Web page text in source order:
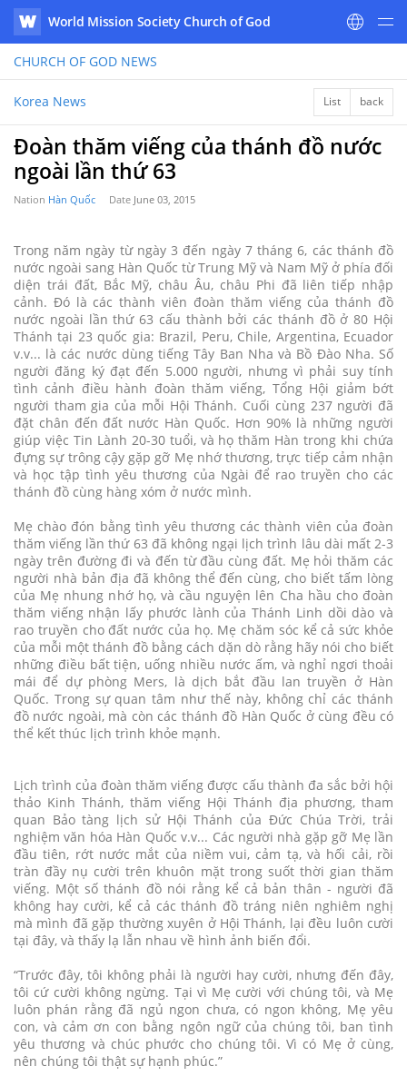
WATV
World Mission Society Church of God
CHURCH OF GOD NEWS
Korea News List back
Đoàn thăm viếng của thánh đồ nước
ngoài lần thứ 63
Nation Hàn Quốc Date June 03, 2015
Trong năm ngày từ ngày 3 đến ngày 7 tháng 6, các thánh đồ
nước ngoài sang Hàn Quốc từ Trung Mỹ và Nam Mỹ ở phía đối
diện trái đất, Bắc Mỹ, châu Âu, châu Phi đã liên tiếp nhập
cảnh. Đó là các thành viên đoàn thăm viếng của thánh đồ
nước ngoài lần thứ 63 cấu thành bởi các thánh đồ ở 80 Hội
Thánh tại 23 quốc gia: Brazil, Peru, Chile, Argentina, Ecuador
v.v... là các nước dùng tiếng Tây Ban Nha và Bồ Đào Nha. Số
người đăng ký đạt đến 5.000 người, nhưng vì phải suy tính
tình cảnh điều hành đoàn thăm viếng, Tổng Hội giảm bớt
người tham gia của mỗi Hội Thánh. Cuối cùng 237 người đã
đặt chân đến đất nước Hàn Quốc. Hơn 90% là những người
giúp việc Tin Lành 20-30 tuổi, và họ thăm Hàn trong khi chứa
đựng sự trông cậy gặp gỡ Mẹ nhớ thương, trực tiếp cảm nhận
và học tập tình yêu thương của Ngài để rao truyền cho các
thánh đồ cùng hàng xóm ở nước mình.
Mẹ chào đón bằng tình yêu thương các thành viên của đoàn
thăm viếng lần thứ 63 đã không ngại lịch trình lâu dài mất 2-3
ngày trên đường đi và đến từ đầu cùng đất. Mẹ hỏi thăm các
người nhà bản địa đã không thể đến cùng, cho biết tấm lòng
của Mẹ nhung nhớ họ, và cầu nguyện lên Cha hầu cho đoàn
thăm viếng nhận lấy phước lành của Thánh Linh dồi dào và
rao truyền cho đất nước của họ. Mẹ chăm sóc kể cả sức khỏe
của mỗi một thánh đồ bằng cách dặn dò rằng hãy nói cho biết
những điều bất tiện, uống nhiều nước ấm, và nghỉ ngơi thoải
mái để dự phòng Mers, là dịch bắt đầu lan truyền ở Hàn
Quốc. Trong sự quan tâm như thế này, không chỉ các thánh
đồ nước ngoài, mà còn các thánh đồ Hàn Quốc ở cùng đều có
thể kết thúc lịch trình khỏe mạnh.
Lịch trình của đoàn thăm viếng được cấu thành đa sắc bởi hội
thảo Kinh Thánh, thăm viếng Hội Thánh địa phương, tham
quan Bảo tàng lịch sử Hội Thánh của Đức Chúa Trời, trải
nghiệm văn hóa Hàn Quốc v.v... Các người nhà gặp gỡ Mẹ lần
đầu tiên, rớt nước mắt của niềm vui, cảm tạ, và hối cải, rồi
tràn đầy nụ cười trên khuôn mặt trong suốt thời gian thăm
viếng. Một số thánh đồ nói rằng kể cả bản thân - người đã
không hay cười, kể cả các thánh đồ tráng niên nghiêm nghị
mà mình đã gặp thường xuyên ở Hội Thánh, lại đều luôn cười
tại đây, và thấy lạ lẫn nhau về hình ảnh biến đổi.
“Trước đây, tôi không phải là người hay cười, nhưng đến đây,
tôi cứ cười không ngừng. Tại vì Mẹ cười với chúng tôi, và Mẹ
luôn phán rằng đã ngủ ngon chưa, có ngon không, Mẹ yêu
con, và cảm ơn con bằng ngôn ngữ của chúng tôi, ban tình
yêu thương và chúc phước cho chúng tôi. Vì có Mẹ ở cùng,
nên chúng tôi thật sự hạnh phúc.”